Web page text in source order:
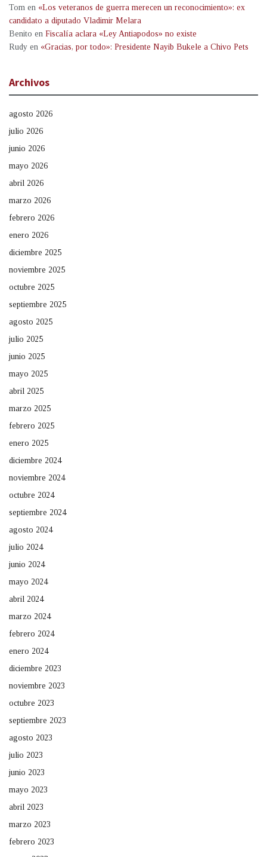
Tom en «Los veteranos de guerra merecen un reconocimiento»: ex
candidato a diputado Vladimir Melara
Benito en Fiscalía aclara «Ley Antiapodos» no existe
Rudy en «Gracias, por todo»: Presidente Nayib Bukele a Chivo Pets
Archivos
agosto 2026
julio 2026
junio 2026
mayo 2026
abril 2026
marzo 2026
febrero 2026
enero 2026
diciembre 2025
noviembre 2025
octubre 2025
septiembre 2025
agosto 2025
julio 2025
junio 2025
mayo 2025
abril 2025
marzo 2025
febrero 2025
enero 2025
diciembre 2024
noviembre 2024
octubre 2024
septiembre 2024
agosto 2024
julio 2024
junio 2024
mayo 2024
abril 2024
marzo 2024
febrero 2024
enero 2024
diciembre 2023
noviembre 2023
octubre 2023
septiembre 2023
agosto 2023
julio 2023
junio 2023
mayo 2023
abril 2023
marzo 2023
febrero 2023